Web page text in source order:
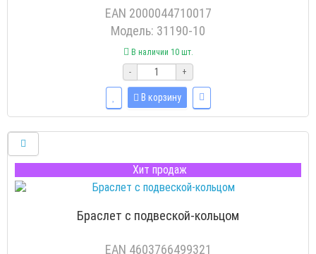
EAN 2000044710017
Модель: 31190-10
В наличии 10 шт.
-
+
В корзину
Хит продаж
Браслет с подвеской-кольцом
EAN 4603766499321